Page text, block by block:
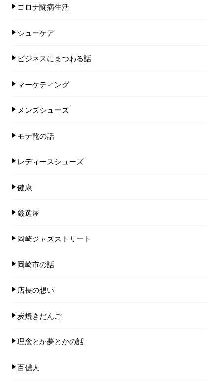
コロナ闘病生活
シューケア
ビジネスにまつわる話
マーケティング
メンズシューズ
モテ靴の話
レディースシューズ
健康
厳選屋
岡崎ジャズストリート
岡崎市の話
店長の想い
炭焼きだんご
理念とか夢とかの話
百儂人